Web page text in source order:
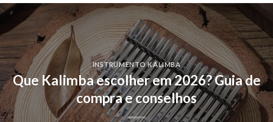
conteúdo
INSTRUMENTO KALIMBA
Que Kalimba escolher em 2026? Guia de
compra e conselhos